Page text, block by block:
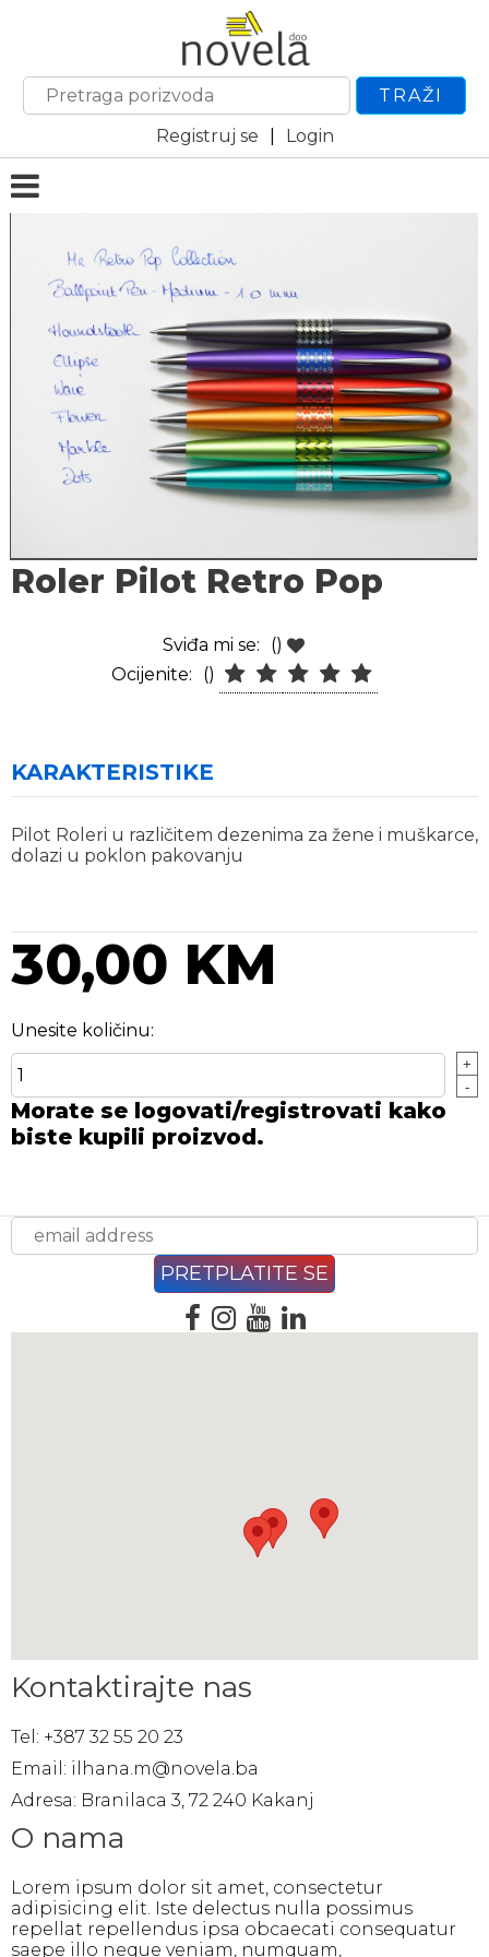
TRAŽI
Registruj se
Login
Roler Pilot Retro Pop
Sviđa mi se:
()
Ocijenite:
()
KARAKTERISTIKE
Pilot Roleri u različitem dezenima za žene i muškarce,
dolazi u poklon pakovanju
30,00 KM
Unesite količinu:
+
-
Morate se logovati/registrovati kako
biste kupili proizvod.
Kontaktirajte nas
Tel: +387 32 55 20 23
Email: ilhana.m@novela.ba
Adresa: Branilaca 3, 72 240 Kakanj
O nama
Lorem ipsum dolor sit amet, consectetur
adipisicing elit. Iste delectus nulla possimus
repellat repellendus ipsa obcaecati consequatur
saepe illo neque veniam, numquam,